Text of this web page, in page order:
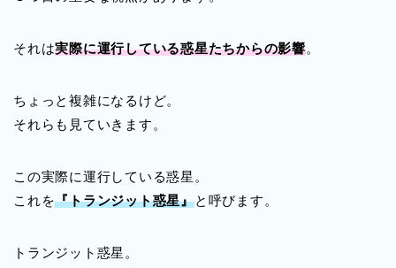
それは実際に運行している惑星たちからの影響。
ちょっと複雑になるけど。
それらも見ていきます。
この実際に運行している惑星。
これを『トランジット惑星』と呼びます。
トランジット惑星。